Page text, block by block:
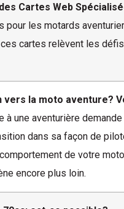
Cartes Web
les motards
cartes relèvent les
la moto aventure?
une aventurière
dans sa façon de
de votre
encore plus loin.